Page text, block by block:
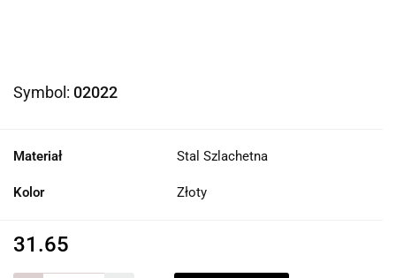
Symbol: 02022
Materiał Stal Szlachetna
Kolor Złoty
31.65